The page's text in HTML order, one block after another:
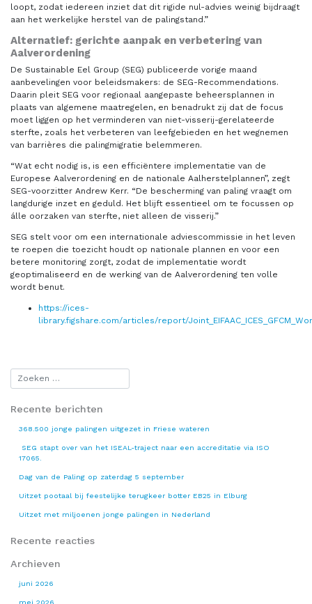
loopt, zodat iedereen inziet dat dit rigide nul-advies weinig bijdraagt
aan het werkelijke herstel van de palingstand.”
Alternatief: gerichte aanpak en verbetering van
Aalverordening
De Sustainable Eel Group (SEG) publiceerde vorige maand
aanbevelingen voor beleidsmakers: de SEG-Recommendations.
Daarin pleit SEG voor regionaal aangepaste beheersplannen in
plaats van algemene maatregelen, en benadrukt zij dat de focus
moet liggen op het verminderen van niet-visserij-gerelateerde
sterfte, zoals het verbeteren van leefgebieden en het wegnemen
van barrières die palingmigratie belemmeren.
“Wat echt nodig is, is een efficiëntere implementatie van de
Europese Aalverordening en de nationale Aalherstelplannen”, zegt
SEG-voorzitter Andrew Kerr. “De bescherming van paling vraagt om
langdurige inzet en geduld. Het blijft essentieel om te focussen op
álle oorzaken van sterfte, niet alleen de visserij.”
SEG stelt voor om een internationale adviescommissie in het leven
te roepen die toezicht houdt op nationale plannen en voor een
betere monitoring zorgt, zodat de implementatie wordt
geoptimaliseerd en de werking van de Aalverordening ten volle
wordt benut.
https://ices-
library.figshare.com/articles/report/
Recente berichten
368.500 jonge palingen uitgezet in Friese wateren
SEG stapt over van het ISEAL-traject naar een accreditatie via ISO
17065.
Dag van de Paling op zaterdag 5 september
Uitzet pootaal bij feestelijke terugkeer botter EB25 in Elburg
Uitzet met miljoenen jonge palingen in Nederland
Recente reacties
Archieven
juni 2026